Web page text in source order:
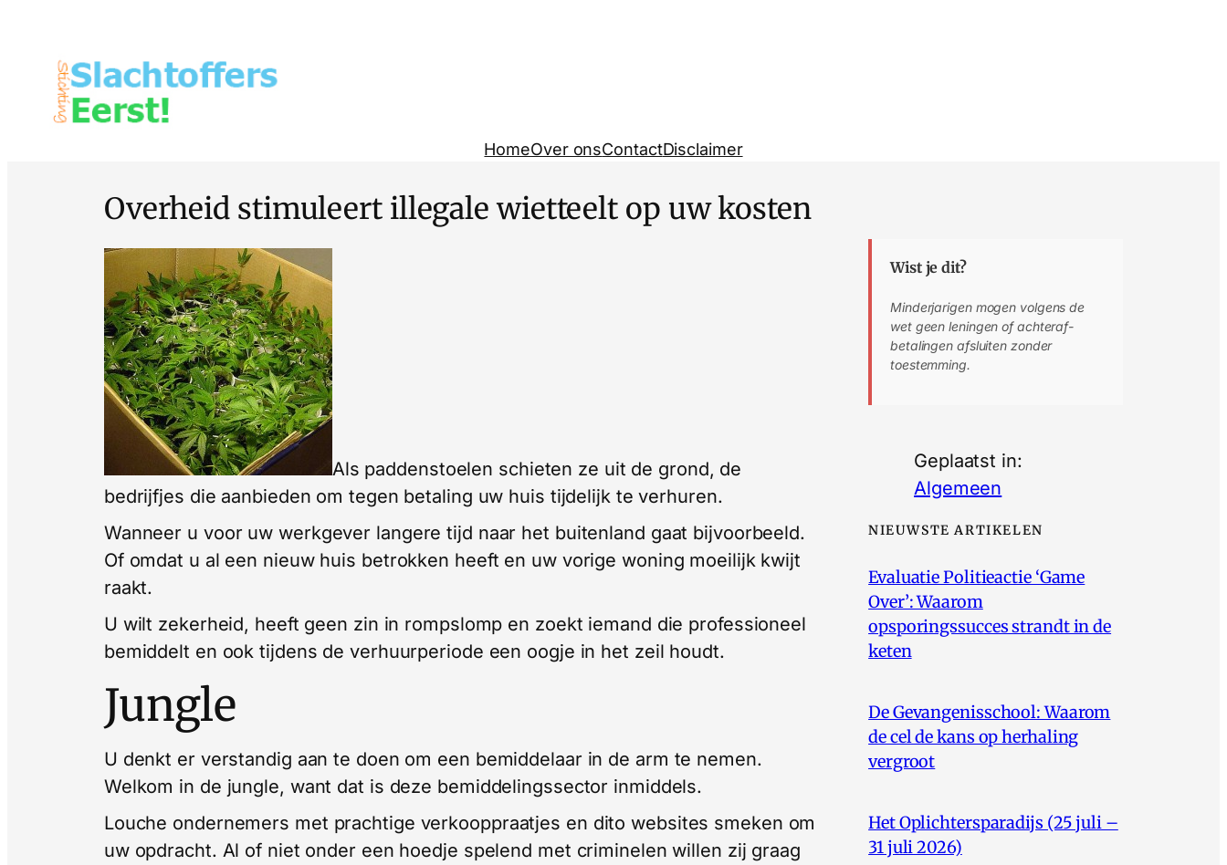
HomeOver onsContactDisclaimer
Overheid stimuleert illegale wietteelt op uw kosten
Als paddenstoelen schieten ze uit de grond, de
bedrijfjes die aanbieden om tegen betaling uw huis tijdelijk te verhuren.
Wanneer u voor uw werkgever langere tijd naar het buitenland gaat bijvoorbeeld.
Of omdat u al een nieuw huis betrokken heeft en uw vorige woning moeilijk kwijt
raakt.
U wilt zekerheid, heeft geen zin in rompslomp en zoekt iemand die professioneel
bemiddelt en ook tijdens de verhuurperiode een oogje in het zeil houdt.
Jungle
U denkt er verstandig aan te doen om een bemiddelaar in de arm te nemen.
Welkom in de jungle, want dat is deze bemiddelingssector inmiddels.
Louche ondernemers met prachtige verkooppraatjes en dito websites smeken om
uw opdracht. Al of niet onder een hoedje spelend met criminelen willen zij graag
Wist je dit?
Minderjarigen mogen volgens de
wet geen leningen of achteraf-
betalingen afsluiten zonder
toestemming.
Geplaatst in:
Algemeen
NIEUWSTE ARTIKELEN
Evaluatie Politieactie ‘Game
Over’: Waarom
opsporingssucces strandt in de
keten
De Gevangenisschool: Waarom
de cel de kans op herhaling
vergroot
Het Oplichtersparadijs (25 juli –
31 juli 2026)